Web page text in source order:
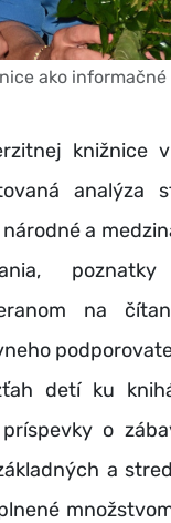
ako
knižnice
analýza
a
poznatky
na
detí ku
o
a